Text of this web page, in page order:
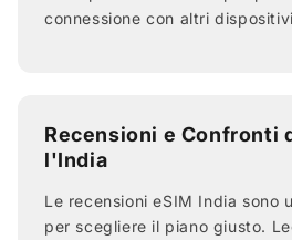
connessione con altri
Recensioni e Confronti
l'India
Le recensioni eSIM India sono
per scegliere il piano giusto.